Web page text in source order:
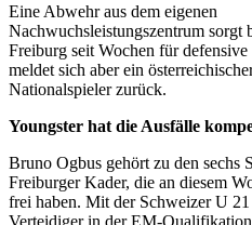
Eine Abwehr aus dem eigenen
Nachwuchsleistungszentrum sorgt
Freiburg seit Wochen für defensive
meldet sich aber ein
Nationalspieler zurück.
Youngster hat die Ausfälle
Bruno Ogbus gehört zu den sechs
Freiburger Kader, die an diesem
frei haben. Mit der Schweizer U
Verteidiger in der EM-